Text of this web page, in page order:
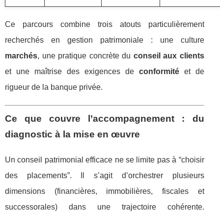
Ce parcours combine trois atouts particulièrement
recherchés en gestion patrimoniale : une culture
marchés, une pratique concrète du conseil aux clients
et une maîtrise des exigences de conformitéet de
rigueur de la banque privée.
Ce que couvre l’accompagnement : du
diagnostic à la mise en œuvre
Un conseil patrimonial efficace ne se limite pas à “choisir
des placements”. Il s’agit d’orchestrer plusieurs
dimensions (financières, immobilières, fiscales et
successorales) dans une trajectoire cohérente.